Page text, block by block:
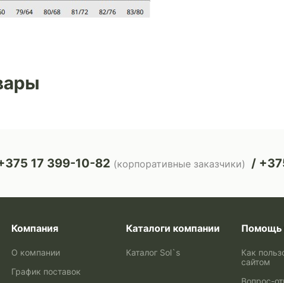
17 399-10-82 (корпоративные заказчики)
Компания
О компании
График поставок
Каталоги компании
Каталог Sol`s
Помощь
Как
сайтом
Вопрос-